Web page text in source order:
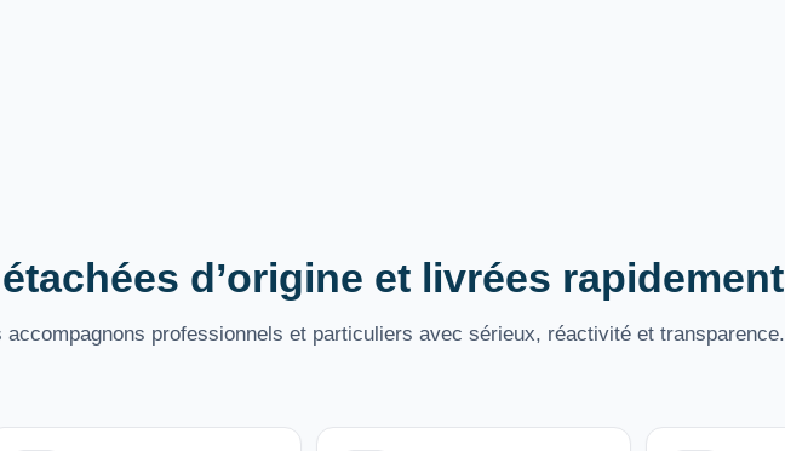
d’origine et livrées rapidement
accompagnons professionnels et particuliers avec sérieux, réactivité et transparence.